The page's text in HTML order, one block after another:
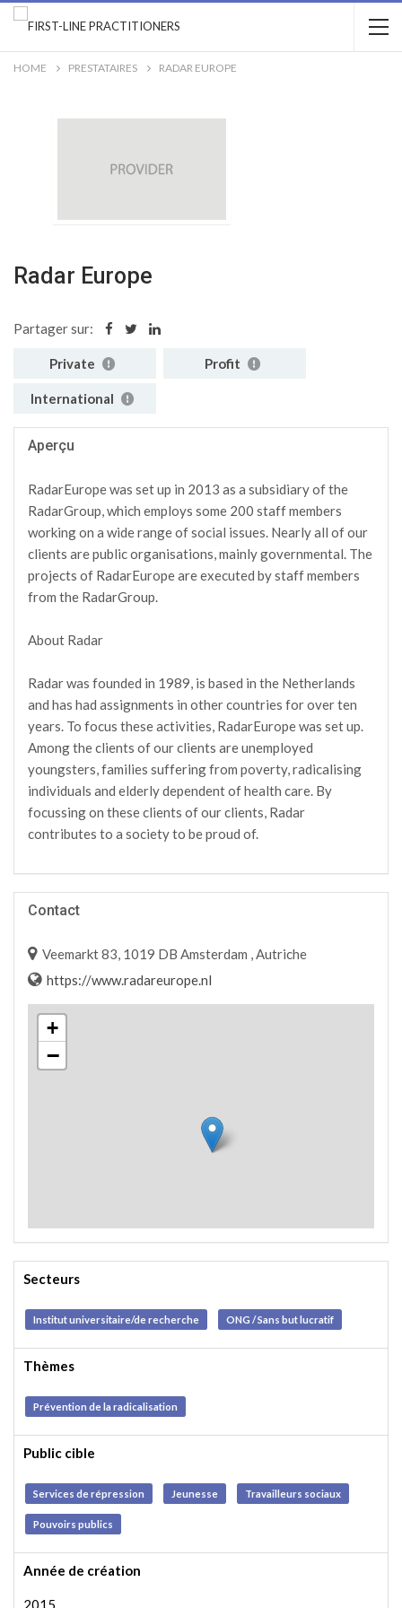
HOME PRESTATAIRES RADAR EUROPE
Radar Europe
Partager sur:
Private Profit
International
Aperçu
RadarEurope was set up in 2013 as a subsidiary of the
RadarGroup, which employs some 200 staff members
working on a wide range of social issues. Nearly all of our
clients are public organisations, mainly governmental. The
projects of RadarEurope are executed by staff members
from the RadarGroup.
About Radar
Radar was founded in 1989, is based in the Netherlands
and has had assignments in other countries for over ten
years. To focus these activities, RadarEurope was set up.
Among the clients of our clients are unemployed
youngsters, families suffering from poverty, radicalising
individuals and elderly dependent of health care. By
focussing on these clients of our clients, Radar
contributes to a society to be proud of.
Contact
Veemarkt 83, 1019 DB Amsterdam , Autriche
https://www.radareurope.nl
+
−
Secteurs
Institut universitaire/de recherche ONG / Sans but lucratif
Thèmes
Prévention de la radicalisation
Public cible
Services de répression Jeunesse Travailleurs sociaux
Pouvoirs publics
Année de création
2015